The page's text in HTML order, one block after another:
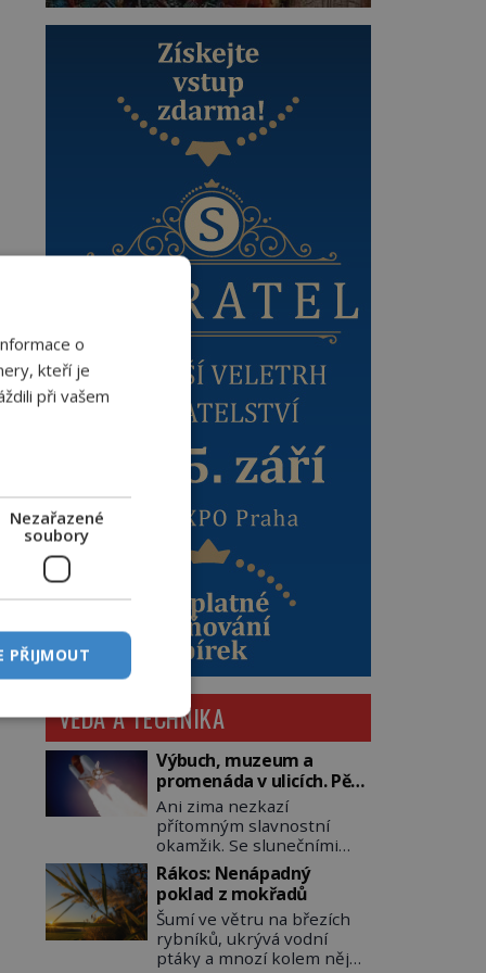
VĚDA A TECHNIKA
Výbuch, muzeum a
promenáda v ulicích. Pět
osudů nejslavnějších
raketoplánů
Ani zima nezkazí
přítomným slavnostní
okamžik. Se slunečními
brýlemi hledí na startující
raketu, která má do
vesmíru vynést kromě
posádky také obyčejnou
učitelku. Po několika
sekundách všem ztuhnou
Rákos: Nenápadný
poklad z mokřadů
Šumí ve větru na březích
rybníků, ukrývá vodní
ptáky a mnozí kolem něj
o
kteří je
při vašem
Nezařazené
soubory
PŘIJMOUT